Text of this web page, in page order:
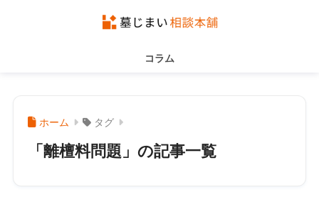
コラム
ホーム タグ
「離檀料問題」の記事一覧